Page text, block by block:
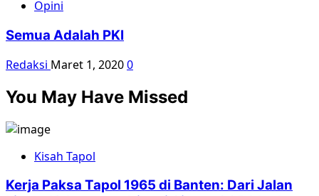
Opini
Semua Adalah PKI
Redaksi Maret 1, 20200
You May Have Missed
Kisah Tapol
Kerja Paksa Tapol 1965 di Banten: Dari Jalan